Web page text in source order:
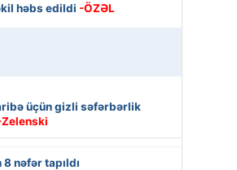
həbs edildi -ÖZƏL
üçün gizli səfərbərlik
nəfər tapıldı